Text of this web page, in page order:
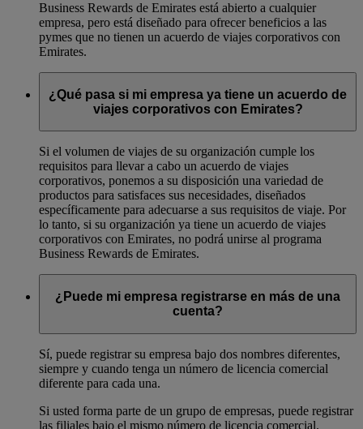
Business Rewards de Emirates está abierto a cualquier
empresa, pero está diseñado para ofrecer beneficios a las
pymes que no tienen un acuerdo de viajes corporativos con
Emirates.
¿Qué pasa si mi empresa ya tiene un acuerdo de
viajes corporativos con Emirates?
Si el volumen de viajes de su organización cumple los
requisitos para llevar a cabo un acuerdo de viajes
corporativos, ponemos a su disposición una variedad de
productos para satisfaces sus necesidades, diseñados
específicamente para adecuarse a sus requisitos de viaje. Por
lo tanto, si su organización ya tiene un acuerdo de viajes
corporativos con Emirates, no podrá unirse al programa
Business Rewards de Emirates.
¿Puede mi empresa registrarse en más de una
cuenta?
Sí, puede registrar su empresa bajo dos nombres diferentes,
siempre y cuando tenga un número de licencia comercial
diferente para cada una.
Si usted forma parte de un grupo de empresas, puede registrar
las filiales bajo el mismo número de licencia comercial.